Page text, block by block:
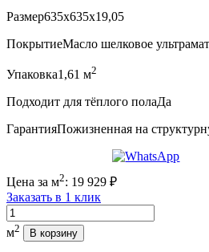
Размер635x635x19,05
ПокрытиеМасло шелковое
Упаковка1,61 м2
Подходит для тёплого полаДа
ГарантияПожизненная на
Цена за м2: 19 929 ₽
Заказать в 1 клик
Количество
м2 В корзину